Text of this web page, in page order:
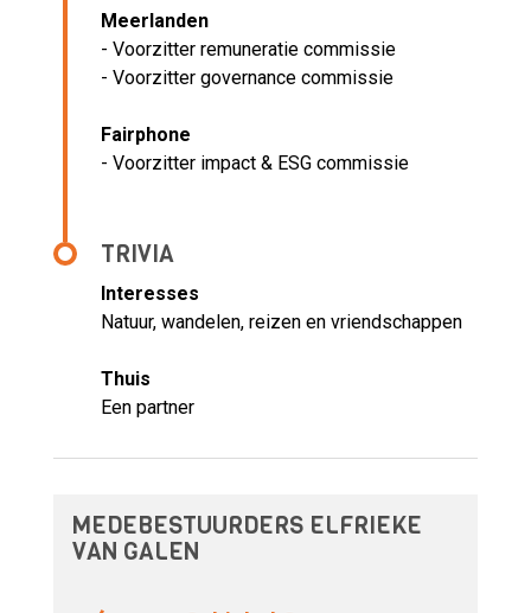
Meerlanden
- Voorzitter remuneratie commissie
- Voorzitter governance commissie
Fairphone
- Voorzitter impact & ESG commissie
TRIVIA
Interesses
Natuur, wandelen, reizen en vriendschappen
Thuis
Een partner
MEDEBESTUURDERS ELFRIEKE
VAN GALEN